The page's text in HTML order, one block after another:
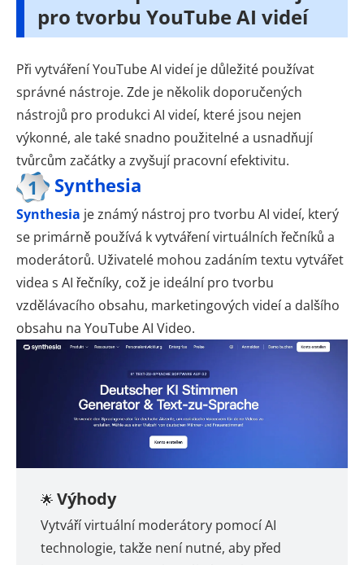
pro tvorbu YouTube AI videí
Při vytváření YouTube AI videí je důležité používat
správné nástroje. Zde je několik doporučených
nástrojů pro produkci AI videí, které jsou nejen
výkonné, ale také snadno použitelné a usnadňují
tvůrcům začátky a zvyšují pracovní efektivitu.
1 Synthesia
Synthesia je známý nástroj pro tvorbu AI videí, který
se primárně používá k vytváření virtuálních řečníků a
moderátorů. Uživatelé mohou zadáním textu vytvářet
videa s AI řečníky, což je ideální pro tvorbu
vzdělávacího obsahu, marketingových videí a dalšího
obsahu na YouTube AI Video.
🌟 Výhody
Vytváří virtuální moderátory pomocí AI
technologie, takže není nutné, aby před